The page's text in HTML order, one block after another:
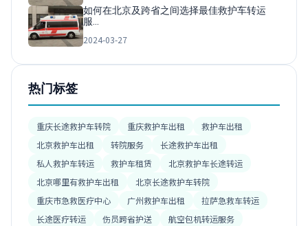
如何在北京及跨省之间选择最佳救护车转运
服…
2024-03-27
热门标签
重庆长途救护车转院 重庆救护车出租
救护车出租
北京救护车出租
转院服务
长途救护车出租
私人救护车转运
救护车租赁
北京救护车长途转运
北京哪里有救护车出租
北京长途救护车转院
重庆市急救医疗中心
广州救护车出租
拉萨急救车转运
长途医疗转运
伤员跨省护送
航空包机转运服务